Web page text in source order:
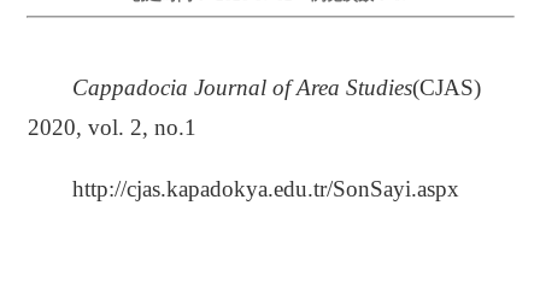
Cappadocia Journal of Area Studies(CJAS)
2020, vol. 2, no.1
http://cjas.kapadokya.edu.tr/SonSayi.aspx